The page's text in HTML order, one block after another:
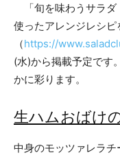
「旬を味わうサラ
使ったアレンジレシ
（https://
(水)から掲載予定です
かに彩ります。
生ハムおばけ
中身のモッツァレラ